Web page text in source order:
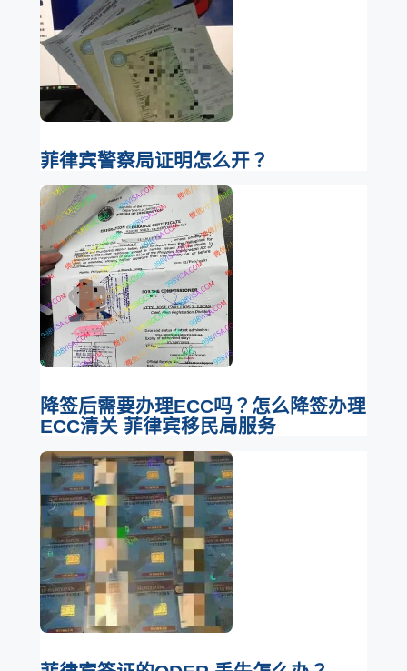
菲律宾警察局证明怎么开？
降签后需要办理ECC吗？怎么降签办理
ECC清关 菲律宾移民局服务